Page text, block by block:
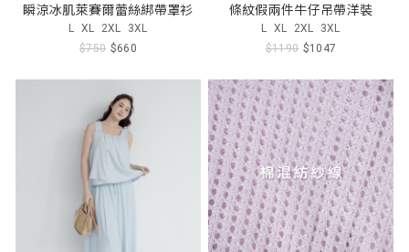
瞬涼冰肌萊賽爾蕾絲綁帶罩衫
L XL 2XL 3XL
$750 $660
條紋假兩件牛仔吊帶洋裝
L XL 2XL 3XL
$1190 $1047